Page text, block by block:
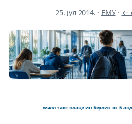
25. јул 2014. · ЕМУ· ←
wилл таке плаце ин Берлин он 5